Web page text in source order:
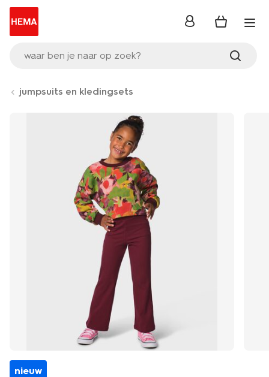
waar ben je naar op zoek?
inloggen
jumpsuits en kledingsets
nieuw